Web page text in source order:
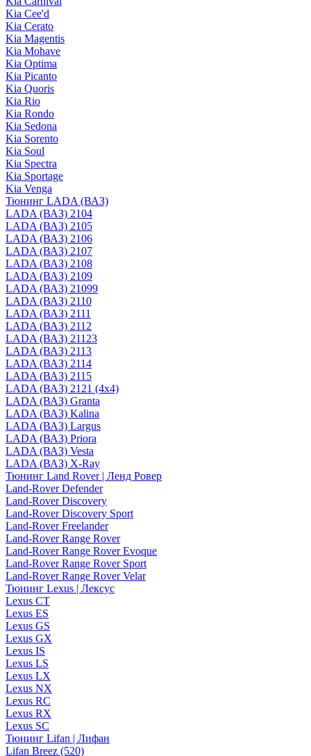
Kia Cee'd
Kia Cerato
Kia Magentis
Kia Mohave
Kia Optima
Kia Picanto
Kia Quoris
Kia Rio
Kia Rondo
Kia Sedona
Kia Sorento
Kia Soul
Kia Spectra
Kia Sportage
Kia Venga
Тюнинг LADA (ВАЗ)
LADA (ВАЗ) 2104
LADA (ВАЗ) 2105
LADA (ВАЗ) 2106
LADA (ВАЗ) 2107
LADA (ВАЗ) 2108
LADA (ВАЗ) 2109
LADA (ВАЗ) 21099
LADA (ВАЗ) 2110
LADA (ВАЗ) 2111
LADA (ВАЗ) 2112
LADA (ВАЗ) 21123
LADA (ВАЗ) 2113
LADA (ВАЗ) 2114
LADA (ВАЗ) 2115
LADA (ВАЗ) 2121 (4x4)
LADA (ВАЗ) Granta
LADA (ВАЗ) Kalina
LADA (ВАЗ) Largus
LADA (ВАЗ) Priora
LADA (ВАЗ) Vesta
LADA (ВАЗ) X-Ray
Тюнинг Land Rover | Ленд Ровер
Land-Rover Defender
Land-Rover Discovery
Land-Rover Discovery Sport
Land-Rover Freelander
Land-Rover Range Rover
Land-Rover Range Rover Evoque
Land-Rover Range Rover Sport
Land-Rover Range Rover Velar
Тюнинг Lexus | Лексус
Lexus CT
Lexus ES
Lexus GS
Lexus GX
Lexus IS
Lexus LS
Lexus LX
Lexus NX
Lexus RC
Lexus RX
Lexus SC
Тюнинг Lifan | Лифан
Lifan Breez (520)